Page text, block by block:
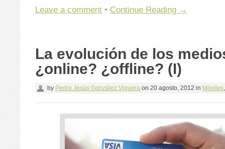
Leave a comment • Continue Reading →
La evolución de los
¿online? ¿offline? (I)
by Pedro Jesús González Viguera on 20 agosto, 2012 in Móviles